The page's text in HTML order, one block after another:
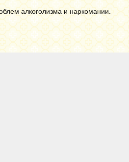
алкоголизма и наркомании.